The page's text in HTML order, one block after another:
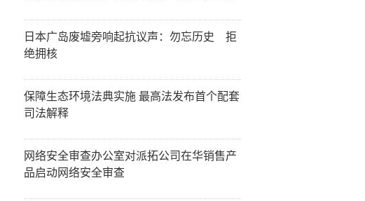
日本广岛废墟旁响起抗议声：勿忘历史 拒
绝拥核
保障生态环境法典实施 最高法发布首个配套
司法解释
网络安全审查办公室对派拓公司在华销售产
品启动网络安全审查